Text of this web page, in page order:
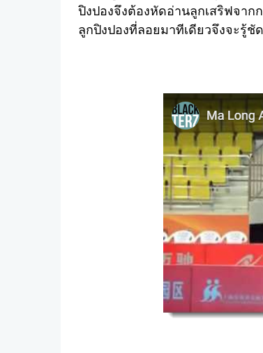
ปิงปองจึงต้องหัดอ่านลูกเสริฟจา
ลูกปิงปองที่ลอยมาทีเดียวจึงจะรู้ชั